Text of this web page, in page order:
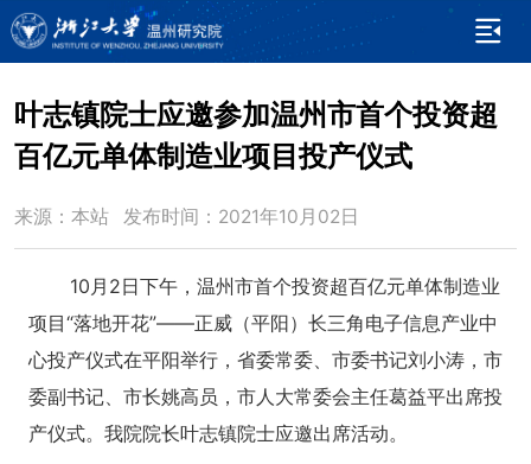
叶志镇院士应邀参加温州市首个投资超
百亿元单体制造业项目投产仪式
来源：本站 发布时间：2021年10月02日
10月2日下午，温州市首个投资超百亿元单体制造业
项目“落地开花”——正威（平阳）长三角电子信息产业中
心投产仪式在平阳举行，省委常委、市委书记刘小涛，市
委副书记、市长姚高员，市人大常委会主任葛益平出席投
产仪式。我院院长叶志镇院士应邀出席活动。